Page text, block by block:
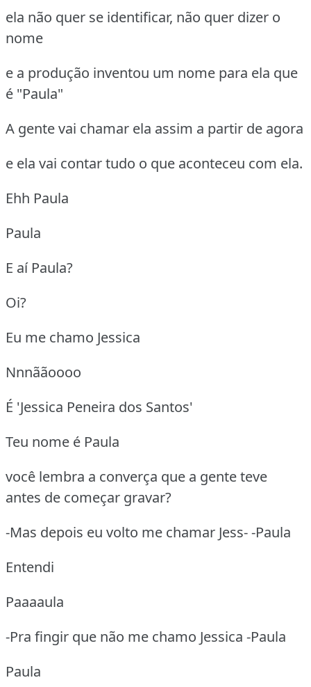
ela não quer se identificar, não quer dizer o
nome
e a produção inventou um nome para ela que
é "Paula"
A gente vai chamar ela assim a partir de agora
e ela vai contar tudo o que aconteceu com ela.
Ehh Paula
Paula
E aí Paula?
Oi?
Eu me chamo Jessica
Nnnããoooo
É 'Jessica Peneira dos Santos'
Teu nome é Paula
você lembra a converça que a gente teve
antes de começar gravar?
-Mas depois eu volto me chamar Jess- -Paula
Entendi
Paaaaula
-Pra fingir que não me chamo Jessica -Paula
Paula